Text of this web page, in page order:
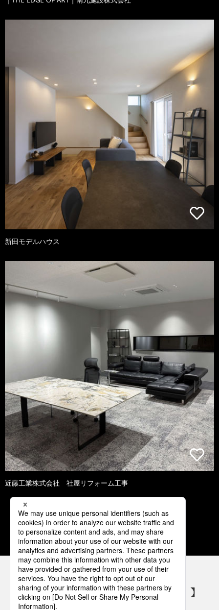
新田モデルハウス
近藤工業株式会社 社屋リフォーム工事
1 2 3 4 5
パナソニックの電気設備 SNSアカウント